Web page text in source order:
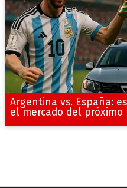
Argentina vs. España:
el mercado del